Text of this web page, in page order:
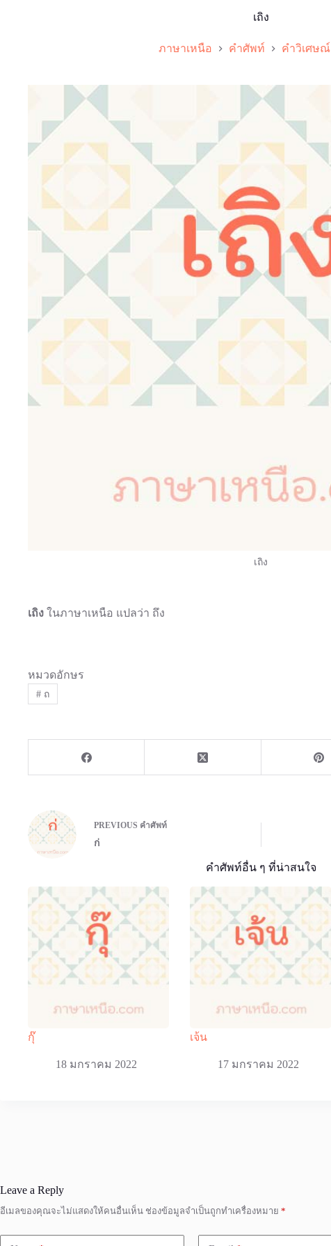
เถิง
ภาษาเหนือ คำศัพท์ คำวิเศษณ์
เถิง
เถิง ในภาษาเหนือ แปลว่า ถึง
หมวดอักษร
#ถ
PREVIOUS คำศัพท์
ก่
คำศัพท์อื่น ๆ ที่น่าสนใจ
กุ๊
18 มกราคม 2022
เจ้น
17 มกราคม 2022
Leave a Reply
อีเมลของคุณจะไม่แสดงให้คนอื่นเห็น ช่องข้อมูลจำเป็นถูกทำเครื่องหมาย *